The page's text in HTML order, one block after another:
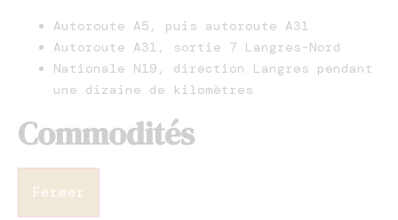
Autoroute A5, puis autoroute A31
Autoroute A31, sortie 7 Langres-Nord
Nationale N19, direction Langres pendant
une dizaine de kilomètres
Commodités
Fermer